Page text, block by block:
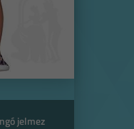
jelmez